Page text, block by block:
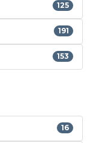
125
191
153
16